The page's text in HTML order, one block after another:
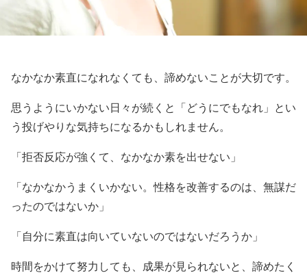
なかなか素直になれなくても、諦めないことが大切です。
思うようにいかない日々が続くと「どうにでもなれ」とい
う投げやりな気持ちになるかもしれません。
「拒否反応が強くて、なかなか素を出せない」
「なかなかうまくいかない。性格を改善するのは、無謀だ
ったのではないか」
「自分に素直は向いていないのではないだろうか」
時間をかけて努力しても、成果が見られないと、諦めたく